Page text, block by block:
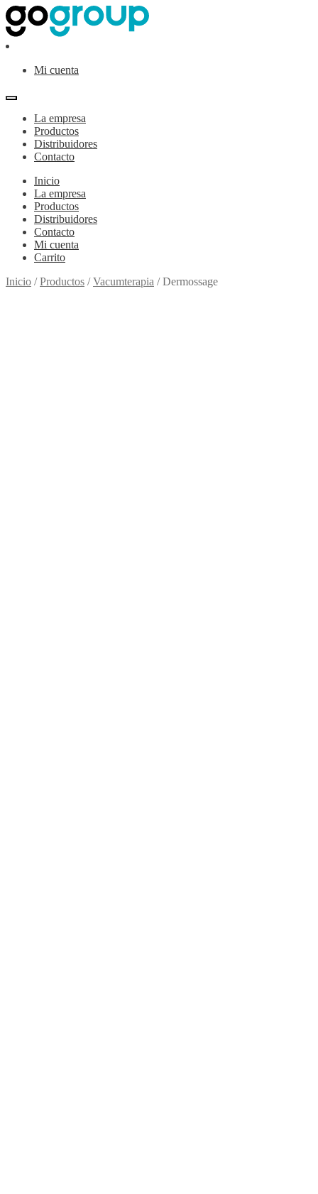
Ir
a
la
navegación
Ir
al
contenido
Mi cuenta
La empresa
Productos
Distribuidores
Contacto
Inicio
La empresa
Productos
Distribuidores
Contacto
Mi cuenta
Carrito
Inicio /Productos /Vacumterapia /Dermossage